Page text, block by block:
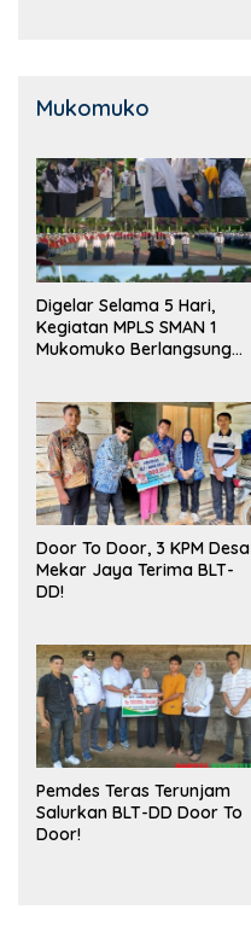
Mukomuko
Digelar Selama 5 Hari,
Kegiatan MPLS SMAN 1
Mukomuko Berlangsung
Door To Door, 3 KPM Desa
Mekar Jaya Terima BLT-
DD!
Pemdes Teras Terunjam
Salurkan BLT-DD Door To
Door!